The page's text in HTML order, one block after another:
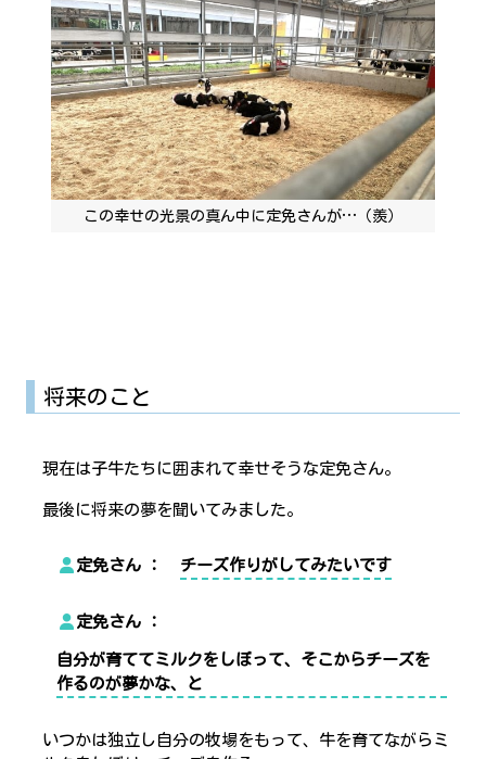
この幸せの光景の真ん中に定免さんが…（羨）
将来のこと
現在は子牛たちに囲まれて幸せそうな定免さん。
最後に将来の夢を聞いてみました。
定免さん チーズ作りがしてみたいです
定免さん
自分が育ててミルクをしぼって、そこからチーズを
作るのが夢かな、と
いつかは独立し自分の牧場をもって、牛を育てながらミ